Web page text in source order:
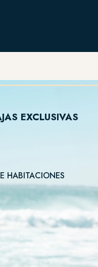
EXCLUSIVAS
HABITACIONES